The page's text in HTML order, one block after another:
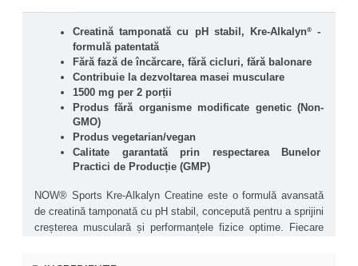
Creatină tamponată cu pH stabil, Kre-Alkalyn® -
formulă patentată
Fără fază de încărcare, fără cicluri, fără balonare
Contribuie la dezvoltarea masei musculare
1500 mg per 2 porții
Produs fără organisme modificate genetic (Non-
GMO)
Produs vegetarian/vegan
Calitate garantată prin respectarea Bunelor
Practici de Producție (GMP)
NOW® Sports Kre-Alkalyn Creatine este o formulă avansată
de creatină tamponată cu pH stabil, concepută pentru a sprijini
creșterea musculară și performanțele fizice optime. Fiecare